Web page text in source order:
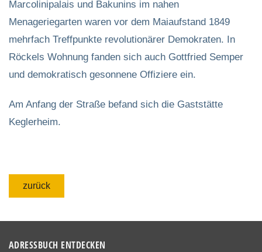
Marcolinipalais und Bakunins im nahen
Menageriegarten waren vor dem Maiaufstand 1849
mehrfach Treffpunkte revolutionärer Demokraten. In
Röckels Wohnung fanden sich auch Gottfried Semper
und demokratisch gesonnene Offiziere ein.
Am Anfang der Straße befand sich die Gaststätte
Keglerheim.
zurück
ADRESSBUCH ENTDECKEN